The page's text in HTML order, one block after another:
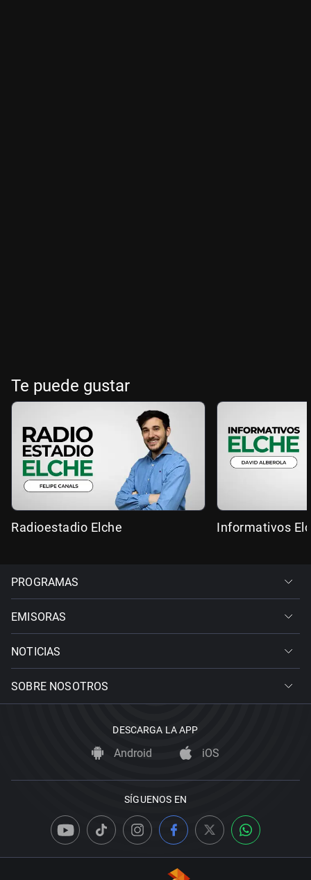
Te puede gustar
Radioestadio Elche Informativos
PROGRAMAS
EMISORAS
NOTICIAS
SOBRE NOSOTROS
DESCARGA LA APP
Android iOS
SÍGUENOS EN